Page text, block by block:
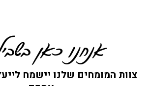
אנחנו כאן
צוות המומחים שלנו יישמח